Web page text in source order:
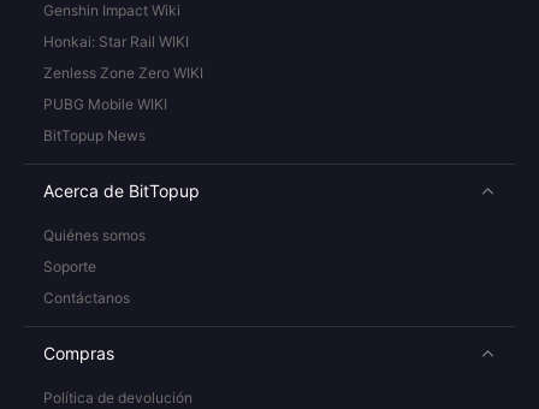
Genshin Impact Wiki
Honkai: Star Rail WIKI
Zenless Zone Zero WIKI
PUBG Mobile WIKI
BitTopup News
Acerca de BitTopup
Quiénes somos
Soporte
Contáctanos
Compras
Política de devolución